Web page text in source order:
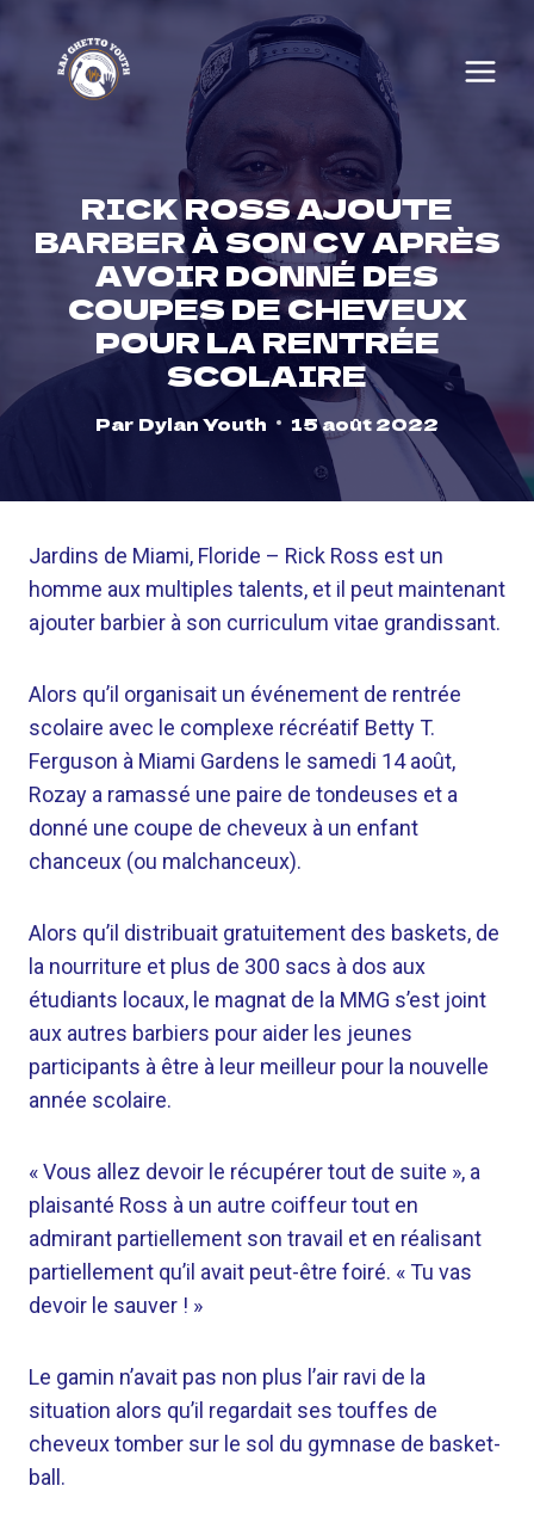
content
RICK ROSS AJOUTE
BARBER À SON CV APRÈS
AVOIR DONNÉ DES
COUPES DE CHEVEUX
POUR LA RENTRÉE
SCOLAIRE
Par Dylan Youth 15 août 2022
Jardins de Miami, Floride – Rick Ross est un
homme aux multiples talents, et il peut maintenant
ajouter barbier à son curriculum vitae grandissant.
Alors qu’il organisait un événement de rentrée
scolaire avec le complexe récréatif Betty T.
Ferguson à Miami Gardens le samedi 14 août,
Rozay a ramassé une paire de tondeuses et a
donné une coupe de cheveux à un enfant
chanceux (ou malchanceux).
Alors qu’il distribuait gratuitement des baskets, de
la nourriture et plus de 300 sacs à dos aux
étudiants locaux, le magnat de la MMG s’est joint
aux autres barbiers pour aider les jeunes
participants à être à leur meilleur pour la nouvelle
année scolaire.
« Vous allez devoir le récupérer tout de suite », a
plaisanté Ross à un autre coiffeur tout en
admirant partiellement son travail et en réalisant
partiellement qu’il avait peut-être foiré. « Tu vas
devoir le sauver ! »
Le gamin n’avait pas non plus l’air ravi de la
situation alors qu’il regardait ses touffes de
cheveux tomber sur le sol du gymnase de basket-
ball.